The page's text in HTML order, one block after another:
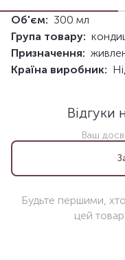
Об'єм: 300 мл
Група товару:
Призначення:
Країна виробник:
Відгуки
Ваш
Будьте першими,
цей